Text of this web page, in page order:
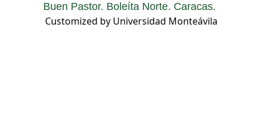
Buen Pastor. Boleíta Norte. Caracas.
Customized by Universidad Monteávila